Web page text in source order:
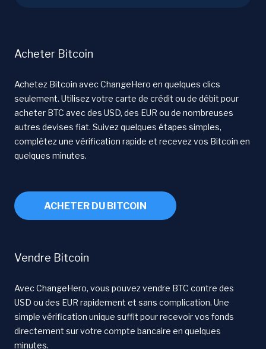
Acheter Bitcoin
Achetez Bitcoin avec ChangeHero en quelques clics
seulement. Utilisez votre carte de crédit ou de débit pour
acheter BTC avec des USD, des EUR ou de nombreuses
autres devises fiat. Suivez quelques étapes simples,
complétez une vérification rapide et recevez vos Bitcoin en
quelques minutes.
ACHETER DU BITCOIN
Vendre Bitcoin
Avec ChangeHero, vous pouvez vendre BTC contre des
USD ou des EUR rapidement et sans complication. Une
simple vérification unique suffit pour recevoir vos fonds
directement sur votre compte bancaire en quelques
minutes.